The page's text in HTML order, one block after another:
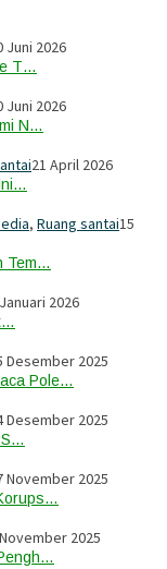
Juni 2026
T…
Juni 2026
N…
21 April 2026
, Ruang santai15
Tem…
2026
Desember 2025
Pole…
Desember 2025
S…
November 2025
2025